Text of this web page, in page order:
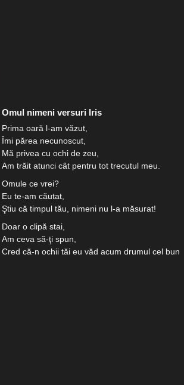
Omul nimeni versuri Iris
Prima oară l-am văzut,
Îmi părea necunoscut,
Mă privea cu ochi de zeu,
Am trăit atunci cât pentru tot trecutul meu.
Omule ce vrei?
Eu te-am căutat,
Ştiu că timpul tău, nimeni nu l-a măsurat!
Doar o clipă stai,
Am ceva să-ţi spun,
Cred că-n ochii tăi eu văd acum drumul cel bun